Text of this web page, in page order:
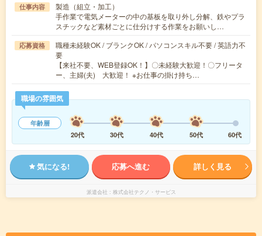
仕事内容
製造（組立・加工）
手作業で電気メーターの中の基板を取り外し分解、鉄やプラ
スチックなど素材ごとに仕分けする作業をお願いし…
応募資格
職種未経験OK / ブランクOK / パソコンスキル不要 / 英語力不
要
【来社不要、WEB登録OK！】〇未経験大歓迎！〇フリータ
ー、主婦(夫) 大歓迎！ ※お仕事の掛け持ち…
職場の雰囲気
年齢層
20代
30代 40代 50代 60代
気になる! 応募へ進む 詳しく見る
派遣会社 株式会社テクノ・サービス